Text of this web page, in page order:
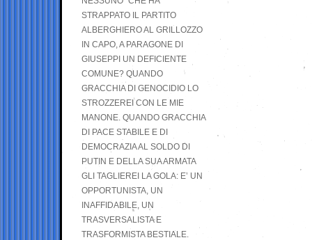
STRAPPATO IL PARTITO
ALBERGHIERO AL GRILLOZZO
IN CAPO, A PARAGONE DI
GIUSEPPI UN DEFICIENTE
COMUNE? QUANDO
GRACCHIA DI GENOCIDIO LO
STROZZEREI CON LE MIE
MANONE. QUANDO GRACCHIA
DI PACE STABILE E DI
DEMOCRAZIA AL SOLDO DI
PUTIN E DELLA SUA ARMATA
GLI TAGLIEREI LA GOLA: E’ UN
OPPORTUNISTA, UN
INAFFIDABILE, UN
TRASVERSALISTA E
TRASFORMISTA BESTIALE.